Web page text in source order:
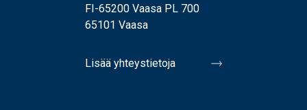
FI-65200 Vaasa PL 700
65101 Vaasa
Lisää yhteystietoja